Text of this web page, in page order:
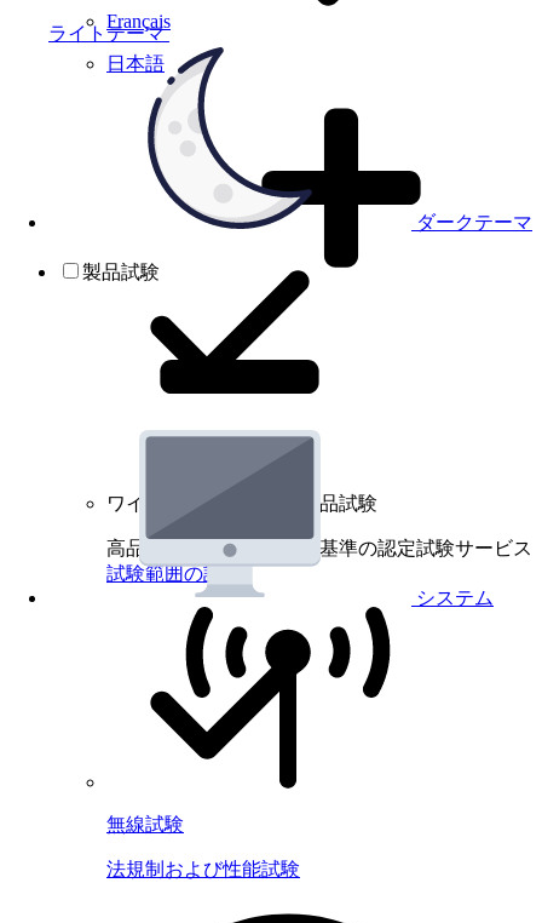
ライトテーマ
ダークテーマ
システム
Français
日本語
製品試験
ワイヤレスデバイスの製品試験
高品質規格に基づく国際基準の認定試験サービス
試験範囲の詳細
無線試験
法規制および性能試験